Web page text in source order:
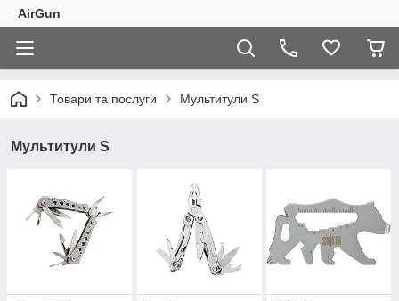
AirGun
Товари та послуги Мультитули S
Мультитули S